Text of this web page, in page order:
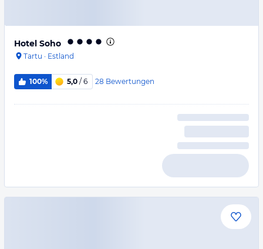
Hotel Soho
Tartu · Estland
100% 5,0 / 6 28 Bewertungen